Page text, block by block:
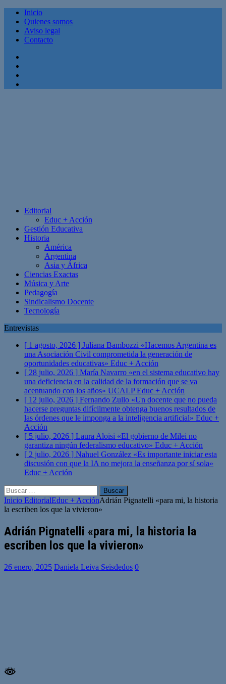
Inicio
Quienes somos
Aviso legal
Contacto
Editorial
Educ + Acción
Gestión Educativa
Historia
América
Argentina
Asia y África
Ciencias Exactas
Música y Arte
Pedagogía
Sindicalismo Docente
Tecnología
Entrevistas
[ 1 agosto, 2026 ] Juliana Bambozzi «Hacemos Argentina es
una Asociación Civil comprometida la generación de
oportunidades educativas» Educ + Acción
[ 28 julio, 2026 ] María Navarro «en el sistema educativo hay
una deficiencia en la calidad de la formación que se va
acentuando con los años» UCALPEduc + Acción
[ 12 julio, 2026 ] Fernando Zullo «Un docente que no pueda
hacerse preguntas difícilmente obtenga buenos resultados de
las órdenes que le imponga a la inteligencia artificial» Educ +
Acción
[ 5 julio, 2026 ] Laura Aloisi «El gobierno de Milei no
garantiza ningún federalismo educativo» Educ + Acción
[ 2 julio, 2026 ] Nahuel González «Es importante iniciar esta
discusión con que la IA no mejora la enseñanza por sí sola»
Educ + Acción
Buscar:
Inicio EditorialEduc + AcciónAdrián Pignatelli «para mi, la historia
la escriben los que la vivieron»
Adrián Pignatelli «para mi, la historia la
escriben los que la vivieron»
26 enero, 2025 Daniela Leiva Seisdedos 0